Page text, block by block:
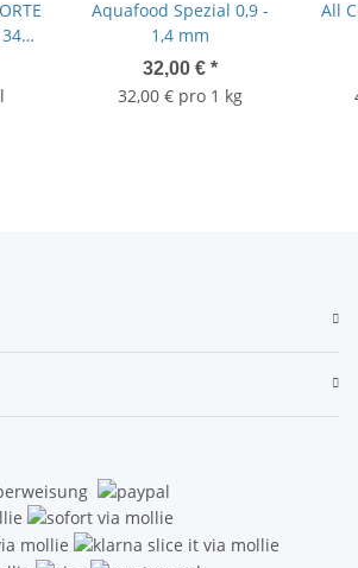
Aquafood Spezial 0,9 -
1,4 mm
32,00 € *
32,00 € pro 1 kg
All